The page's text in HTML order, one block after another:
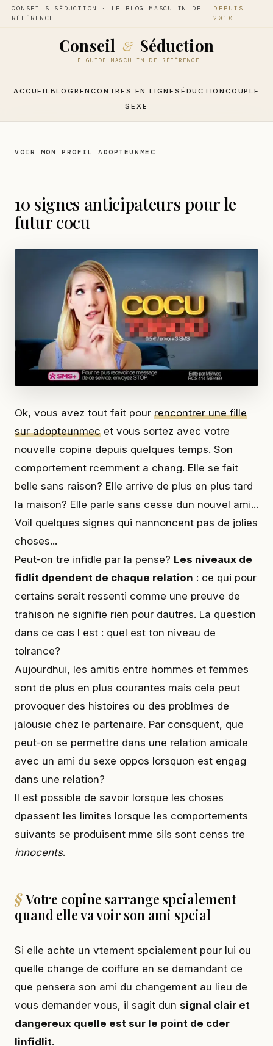
CONSEILS SÉDUCTION · LE BLOG MASCULIN DE
RÉFÉRENCE
DEPUIS
2010
Conseil & Séduction
LE GUIDE MASCULIN DE RÉFÉRENCE
ACCUEIL BLOG RENCONTRES EN LIGNE SÉDUCTIONCOUPLE
SEXE
VOIR MON PROFIL ADOPTEUNMEC
10 signes anticipateurs pour le
futur cocu
Ok, vous avez tout fait pour rencontrer une fille
sur adopteunmec et vous sortez avec votre
nouvelle copine depuis quelques temps. Son
comportement rcemment a chang. Elle se fait
belle sans raison? Elle arrive de plus en plus tard
la maison? Elle parle sans cesse dun nouvel ami...
Voil quelques signes qui nannoncent pas de jolies
choses...
Peut-on tre infidle par la pense? Les niveaux de
fidlit dpendent de chaque relation : ce qui pour
certains serait ressenti comme une preuve de
trahison ne signifie rien pour dautres. La question
dans ce cas l est : quel est ton niveau de
tolrance?
Aujourdhui, les amitis entre hommes et femmes
sont de plus en plus courantes mais cela peut
provoquer des histoires ou des problmes de
jalousie chez le partenaire. Par consquent, que
peut-on se permettre dans une relation amicale
avec un ami du sexe oppos lorsquon est engag
dans une relation?
Il est possible de savoir lorsque les choses
dpassent les limites lorsque les comportements
suivants se produisent mme sils sont censs tre
innocents.
Votre copine sarrange spcialement
quand elle va voir son ami spcial
Si elle achte un vtement spcialement pour lui ou
quelle change de coiffure en se demandant ce
que pensera son ami du changement au lieu de
vous demander vous, il sagit dun signal clair et
dangereux quelle est sur le point de cder
linfidlit.